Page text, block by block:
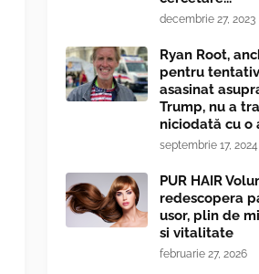
decembrie 27, 2023
Ryan Root,
pentru
asasinat
Trump, nu a
niciodată cu o
septembrie 17, 2024
PUR HAIR
redescopera
usor, plin de
si vitalitate
februarie 27, 2026